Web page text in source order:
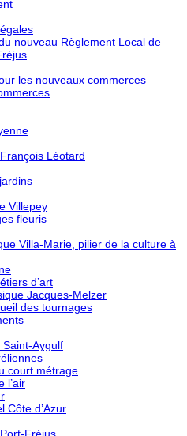
nouveau Règlement Local de
les nouveaux commerces
Léotard
Villepey
fleuris
Villa-Marie, pilier de la culture à
d’art
Jacques-Melzer
des tournages
Aygulf
court métrage
l’air
Côte d’Azur